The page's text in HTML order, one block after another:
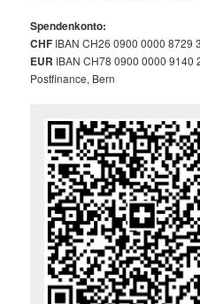
Spendenkonto:
CHF IBAN CH26 0900 0000 8729
EUR IBAN CH78 0900 0000 9140
Postfinance, Bern